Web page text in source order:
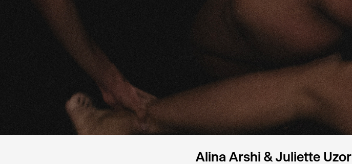
Alina Arshi & Juliette Uzor